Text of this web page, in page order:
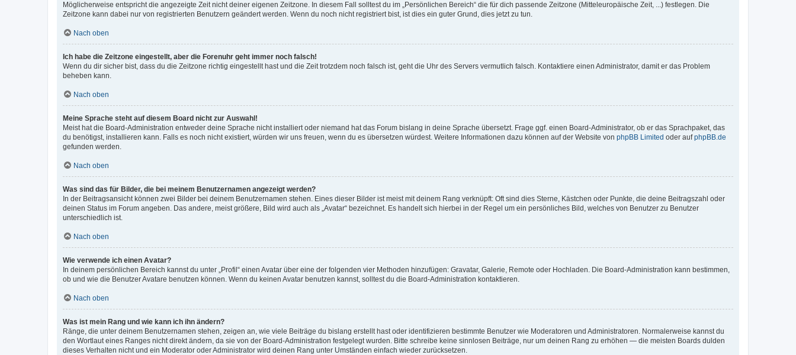
Möglicherweise entspricht die angezeigte Zeit nicht deiner eigenen Zeitzone. In diesem Fall solltest du im „Persönlichen Bereich“ die für dich passende Zeitzone (Mitteleuropäische Zeit, ...) festlegen. Die
Zeitzone kann dabei nur von registrierten Benutzern geändert werden. Wenn du noch nicht registriert bist, ist dies ein guter Grund, dies jetzt zu tun.
Nach oben
Ich habe die Zeitzone eingestellt, aber die Forenuhr geht immer noch falsch!
Wenn du dir sicher bist, dass du die Zeitzone richtig eingestellt hast und die Zeit trotzdem noch falsch ist, geht die Uhr des Servers vermutlich falsch. Kontaktiere einen Administrator, damit er das Problem
beheben kann.
Nach oben
Meine Sprache steht auf diesem Board nicht zur Auswahl!
Meist hat die Board-Administration entweder deine Sprache nicht installiert oder niemand hat das Forum bislang in deine Sprache übersetzt. Frage ggf. einen Board-Administrator, ob er das Sprachpaket, das
du benötigst, installieren kann. Falls es noch nicht existiert, würden wir uns freuen, wenn du es übersetzen würdest. Weitere Informationen dazu können auf der Website von phpBB Limited oder aufphpBB.de
gefunden werden.
Nach oben
Was sind das für Bilder, die bei meinem Benutzernamen angezeigt werden?
In der Beitragsansicht können zwei Bilder bei deinem Benutzernamen stehen. Eines dieser Bilder ist meist mit deinem Rang verknüpft: Oft sind dies Sterne, Kästchen oder Punkte, die deine Beitragszahl oder
deinen Status im Forum angeben. Das andere, meist größere, Bild wird auch als „Avatar“ bezeichnet. Es handelt sich hierbei in der Regel um ein persönliches Bild, welches von Benutzer zu Benutzer
unterschiedlich ist.
Nach oben
Wie verwende ich einen Avatar?
In deinem persönlichen Bereich kannst du unter „Profil“ einen Avatar über eine der folgenden vier Methoden hinzufügen: Gravatar, Galerie, Remote oder Hochladen. Die Board-Administration kann bestimmen,
ob und wie die Benutzer Avatare benutzen können. Wenn du keinen Avatar benutzen kannst, solltest du die Board-Administration kontaktieren.
Nach oben
Was ist mein Rang und wie kann ich ihn ändern?
Ränge, die unter deinem Benutzernamen stehen, zeigen an, wie viele Beiträge du bislang erstellt hast oder identifizieren bestimmte Benutzer wie Moderatoren und Administratoren. Normalerweise kannst du
den Wortlaut eines Ranges nicht direkt ändern, da sie von der Board-Administration festgelegt wurden. Bitte schreibe keine sinnlosen Beiträge, nur um deinen Rang zu erhöhen — die meisten Boards dulden
dieses Verhalten nicht und ein Moderator oder Administrator wird deinen Rang unter Umständen einfach wieder zurücksetzen.